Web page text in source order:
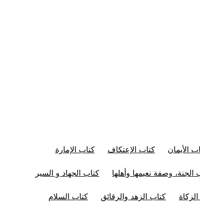
الأيمان كتاب الإعتكاف كتاب الإمارة
الجنة، وصفة نعيمها وأهلها كتاب الجهاد و السير
كتاب الزهد والرقائق كتاب السلام